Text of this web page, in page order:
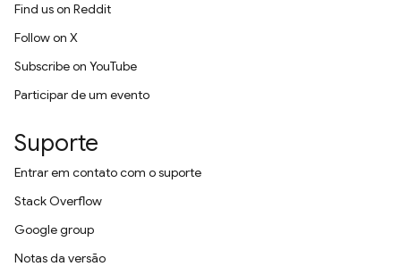
Find us on Reddit
Follow on X
Subscribe on YouTube
Participar de um evento
Suporte
Entrar em contato com o suporte
Stack Overflow
Google group
Notas da versão